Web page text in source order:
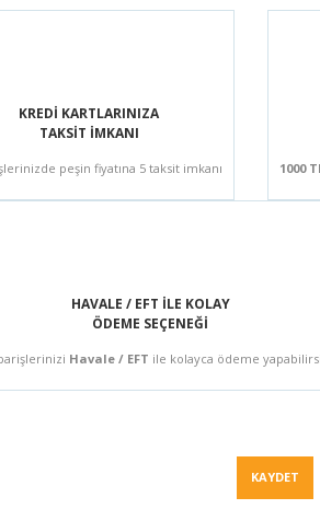
KREDİ KARTLARINIZA
TAKSİT İMKANI
peşin fiyatına 5 taksit imkanı 1000
HAVALE / EFT İLE KOLAY
ÖDEME SEÇENEĞİ
Havale / EFT ile kolayca ödeme
KAYDET